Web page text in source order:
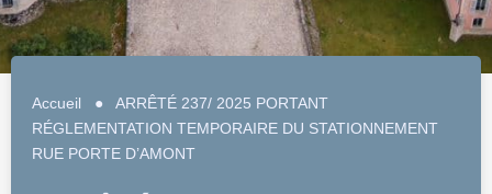
Accueil ● ARRÊTÉ 237/ 2025 PORTANT
RÉGLEMENTATION TEMPORAIRE DU STATIONNEMENT
RUE PORTE D’AMONT